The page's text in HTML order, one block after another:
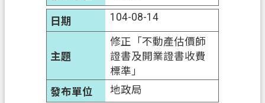
104-08-14
修正「不動產估價師
證書及開業證書收費
標準」
地政局